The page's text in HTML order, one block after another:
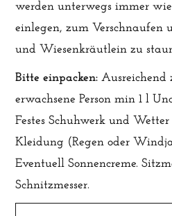
werden unterwegs immer
einlegen, zum Verschnaufen
und Wiesenkräutlein zu
Bitte einpacken: Ausreichend
erwachsene Person min 1 l
Festes Schuhwerk und Wetter
Kleidung (Regen oder
Eventuell Sonnencreme.
Schnitzmesser.